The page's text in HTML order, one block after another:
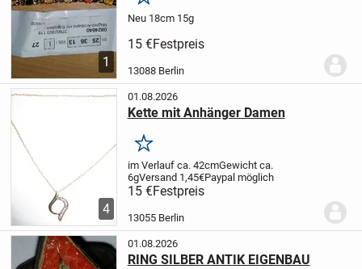
1
Neu 18cm 15g
15 €Festpreis
13088 Berlin
4
01.08.2026
Kette mit Anhänger Damen
Merken
im Verlauf ca. 42cmGewicht ca.
6gVersand 1,45€Paypal möglich
15 €Festpreis
13055 Berlin
01.08.2026
RING SILBER ANTIK EIGENBAU